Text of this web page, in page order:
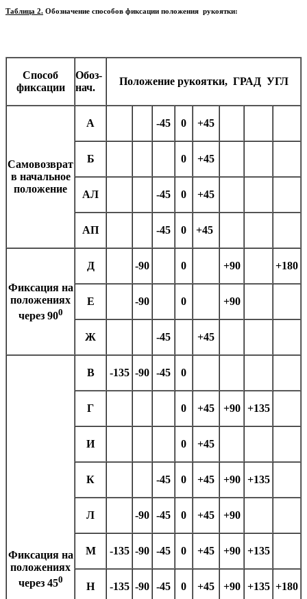
Таблица 2. Обозначение способов фиксации положения рукоятки:
Способ
фиксации
Обоз-
нач.
Положение рукоятки, ГРАД УГЛ
Самовозврат
в начальное
положение
А -45 0 +45
Б 0 +45
АЛ -45 0 +45
АП -45 0 +45
Фиксация на
положениях
через 900
Д -90 0 +90 +180
Е -90 0 +90
Ж -45 +45
Фиксация на
положениях
через 450
В -135 -90 -45 0
Г 0 +45 +90 +135
И 0 +45
К -45 0 +45 +90 +135
Л -90 -45 0 +45 +90
М -135 -90 -45 0 +45 +90 +135
Н -135 -90 -45 0 +45 +90 +135 +180